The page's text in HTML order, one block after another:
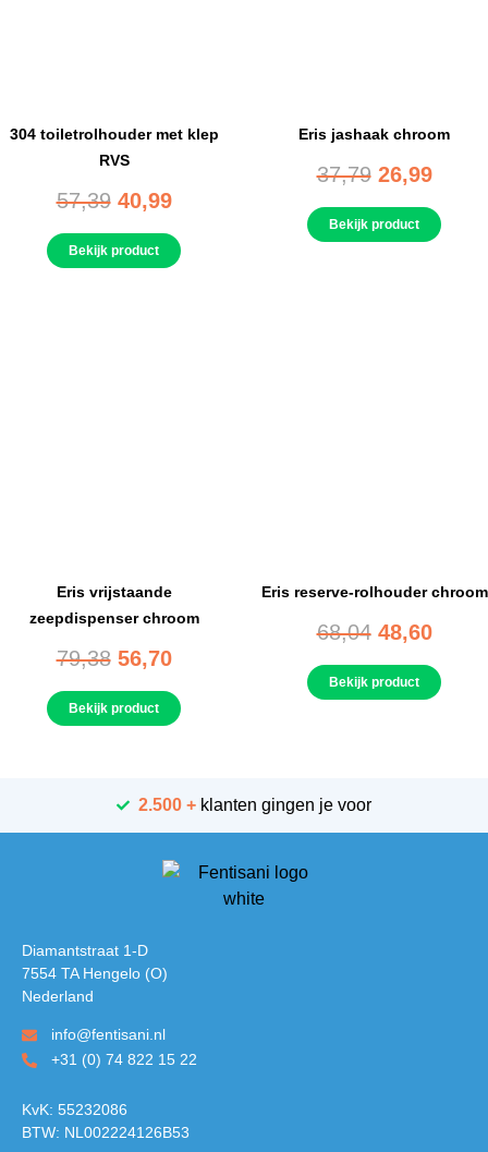
304 toiletrolhouder met klep
RVS
57,39 40,99
Bekijk product
Eris jashaak chroom
37,79 26,99
Bekijk product
Eris vrijstaande
zeepdispenser chroom
79,38 56,70
Bekijk product
Eris reserve-rolhouder chroom
68,04 48,60
Bekijk product
2.500 + klanten gingen je voor
Diamantstraat 1-D
7554 TA Hengelo (O)
Nederland
info@fentisani.nl
+31 (0) 74 822 15 22
KvK: 55232086
BTW: NL002224126B53